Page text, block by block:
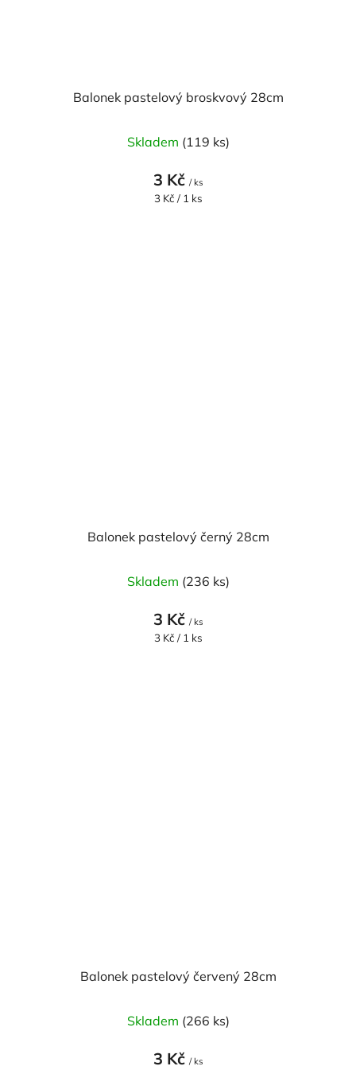
Balonek pastelový broskvový 28cm
Skladem (119 ks)
3 Kč / ks
Měrná
3 Kč / 1 ks
Balonek pastelový černý 28cm
Skladem (236 ks)
3 Kč / ks
Měrná
3 Kč / 1 ks
Balonek pastelový červený 28cm
hodnocení
produktu
Skladem (266 ks)
3 Kč / ks